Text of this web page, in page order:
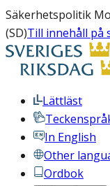
Säkerhetspolitik
(SD)Till innehåll på
Lättläst
In English
Other
Ordbok